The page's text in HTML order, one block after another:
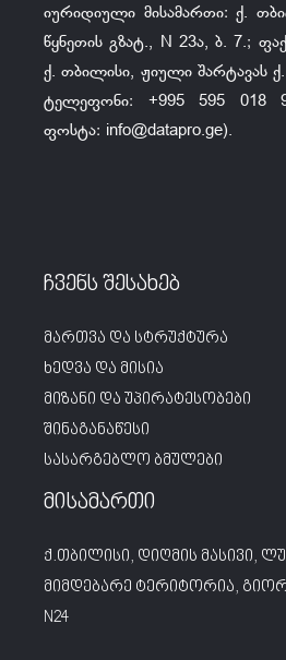
იურიდიული მისამართი: ქ.
წყნეთის გზატ., N 23ა, ბ. 7.;
ქ. თბილისი, ჟიული შარტავას
ტელეფონი: +995 595 018
ფოსტა: info@datapro.ge).
ჩვენს შესახებ
მართვა და სტრუქტურა
ხედვა და მისია
მიზანი და უპირატესობები
შინაგანაწესი
სასარგებლო ბმულები
მისამართი
ქ.თბილისი, დიღმის მასივი,
მიმდებარე ტერიტორია,
N24